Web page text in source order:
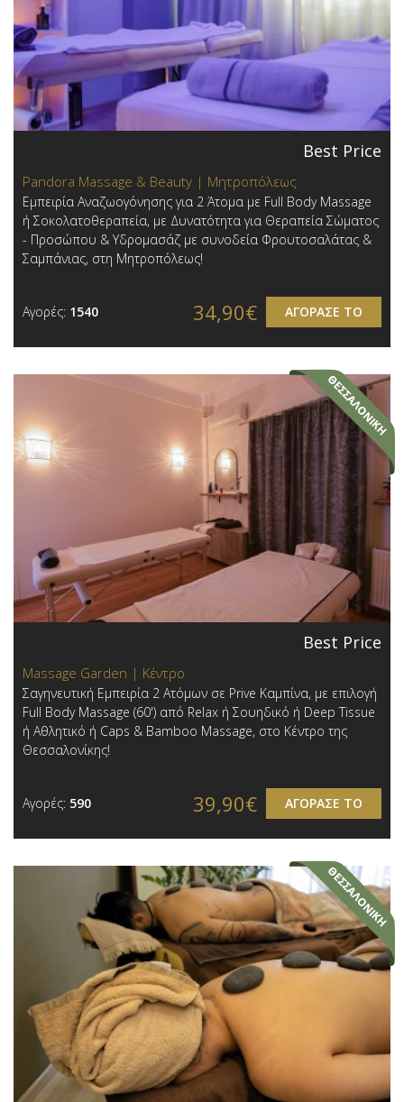
Best Price
Pandora Massage & Beauty | Μητροπόλεως
Εμπειρία Αναζωογόνησης για 2 Άτομα με Full Body Massage
ή Σοκολατοθεραπεία, με Δυνατότητα για Θεραπεία Σώματος
- Προσώπου & Υδρομασάζ με συνοδεία Φρουτοσαλάτας &
Σαμπάνιας, στη Μητροπόλεως!
Αγορές: 1540 ΑΓΟΡΑΣΕ ΤΟ
34,90€
Best Price
Massage Garden | Κέντρο
Σαγηνευτική Εμπειρία 2 Ατόμων σε Prive Καμπίνα, με επιλογή
Full Body Massage (60') από Relax ή Σουηδικό ή Deep Tissue
ή Αθλητικό ή Caps & Bamboo Massage, στο Κέντρο της
Θεσσαλονίκης!
Αγορές: 590 ΑΓΟΡΑΣΕ ΤΟ
39,90€